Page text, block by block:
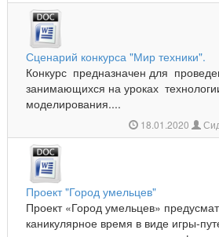
Сценарий конкурса "Мир техники".
Конкурс предназначен для
занимающихся на уроках
моделирования....
18.01.2020
Проект "Город умельцев"
Проект «Город умельцев»
каникулярное время в виде игры-